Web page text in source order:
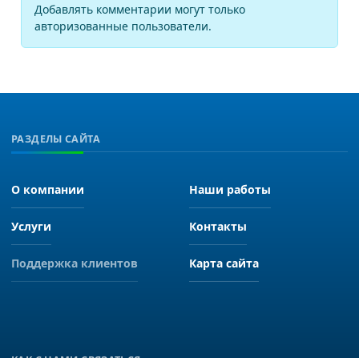
Добавлять комментарии могут только
авторизованные пользователи.
РАЗДЕЛЫ САЙТА
О компании Наши работы
Услуги Контакты
Поддержка клиентов Карта сайта